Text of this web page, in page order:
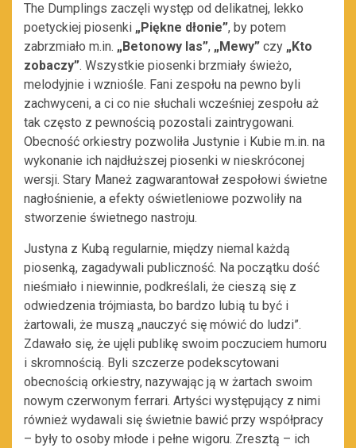
The Dumplings zaczęli występ od delikatnej, lekko
poetyckiej piosenki „Piękne dłonie”, by potem
zabrzmiało m.in. „Betonowy las”, „Mewy” czy „Kto
zobaczy”. Wszystkie piosenki brzmiały świeżo,
melodyjnie i wzniośle. Fani zespołu na pewno byli
zachwyceni, a ci co nie słuchali wcześniej zespołu aż
tak często z pewnością pozostali zaintrygowani.
Obecność orkiestry pozwoliła Justynie i Kubie m.in. na
wykonanie ich najdłuższej piosenki w nieskróconej
wersji. Stary Maneż zagwarantował zespołowi świetne
nagłośnienie, a efekty oświetleniowe pozwoliły na
stworzenie świetnego nastroju.
Justyna z Kubą regularnie, między niemal każdą
piosenką, zagadywali publiczność. Na początku dość
nieśmiało i niewinnie, podkreślali, że cieszą się z
odwiedzenia trójmiasta, bo bardzo lubią tu być i
żartowali, że muszą „nauczyć się mówić do ludzi”.
Zdawało się, że ujęli publikę swoim poczuciem humoru
i skromnością. Byli szczerze podekscytowani
obecnością orkiestry, nazywając ją w żartach swoim
nowym czerwonym ferrari. Artyści występujący z nimi
również wydawali się świetnie bawić przy współpracy
– były to osoby młode i pełne wigoru. Zresztą – ich